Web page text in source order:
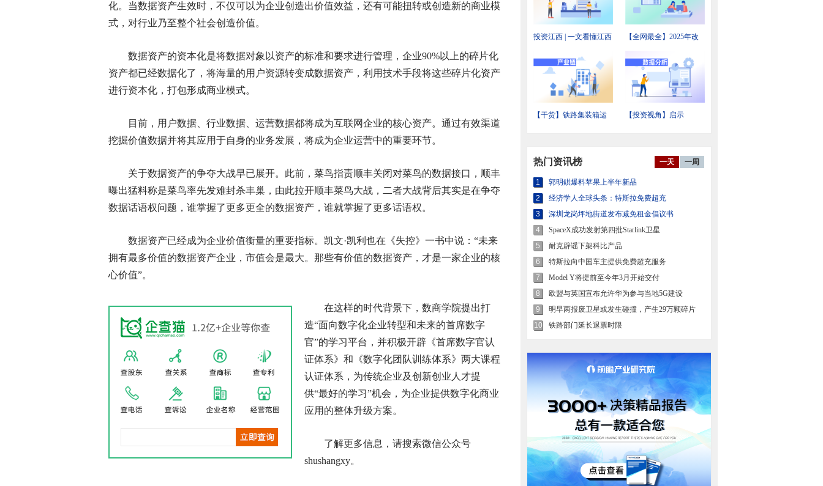
化。当数据资产生效时，不仅可以为企业创造出价值效益，还有可能扭转或创造新的商业模
式，对行业乃至整个社会创造价值。
数据资产的资本化是将数据对象以资产的标准和要求进行管理，企业90%以上的碎片化
资产都已经数据化了，将海量的用户资源转变成数据资产，利用技术手段将这些碎片化资产
进行资本化，打包形成商业模式。
目前，用户数据、行业数据、运营数据都将成为互联网企业的核心资产。通过有效渠道
挖掘价值数据并将其应用于自身的业务发展，将成为企业运营中的重要环节。
关于数据资产的争夺大战早已展开。此前，菜鸟指责顺丰关闭对菜鸟的数据接口，顺丰
曝出猛料称是菜鸟率先发难封杀丰巢，由此拉开顺丰菜鸟大战，二者大战背后其实是在争夺
数据话语权问题，谁掌握了更多更全的数据资产，谁就掌握了更多话语权。
数据资产已经成为企业价值衡量的重要指标。凯文·凯利也在《失控》一书中说：“未来
拥有最多价值的数据资产企业，市值会是最大。那些有价值的数据资产，才是一家企业的核
心价值”。
在这样的时代背景下，数商学院提出打
造“面向数字化企业转型和未来的首席数字
官”的学习平台，并积极开辟《首席数字官认
证体系》和《数字化团队训练体系》两大课程
认证体系，为传统企业及创新创业人才提
供“最好的学习”机会，为企业提供数字化商业
应用的整体升级方案。
了解更多信息，请搜索微信公众号
shushangxy。
投资江西 | 一文看懂江西
状与投资机会前瞻
【全网最全】2025年改
方位对比
【干货】铁路集装箱运
【投资视角】启示
一天
一周
热门资讯榜
1
郭明錤爆料苹果上半年新品
2
经济学人全球头条：特斯拉免费超充
3
深圳龙岗坪地街道发布减免租金倡议书
4
SpaceX成功发射第四批Starlink卫星
5
耐克辟谣下架科比产品
6
特斯拉向中国车主提供免费超充服务
7
Model Y将提前至今年3月开始交付
8
欧盟与英国宣布允许华为参与当地5G建设
9
明早两报废卫星或发生碰撞，产生29万颗碎片
10
铁路部门延长退票时限